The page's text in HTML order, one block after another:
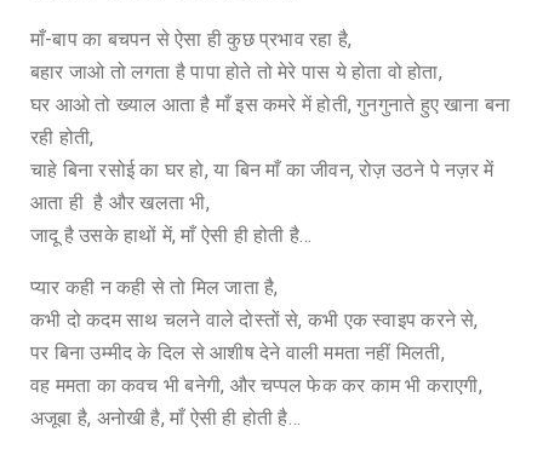
माँ-बाप का बचपन से ऐसा ही कुछ प्रभाव रहा है,
बहार जाओ तो लगता है पापा होते तो मेरे पास ये होता वो होता,
घर आओ तो ख्याल आता है माँ इस कमरे में होती, गुनगुनाते हुए खाना बना
रही होती,
चाहे बिना रसोई का घर हो, या बिन माँ का जीवन, रोज़ उठने पे नज़र में
आता ही है और खलता भी,
जादू है उसके हाथों में, माँ ऐसी ही होती है…
प्यार कही न कही से तो मिल जाता है,
कभी दो कदम साथ चलने वाले दोस्तों से, कभी एक स्वाइप करने से,
पर बिना उम्मीद के दिल से आशीष देने वाली ममता नहीं मिलती,
वह ममता का कवच भी बनेगी, और चप्पल फेक कर काम भी कराएगी,
अजूबा है, अनोखी है, माँ ऐसी ही होती है…